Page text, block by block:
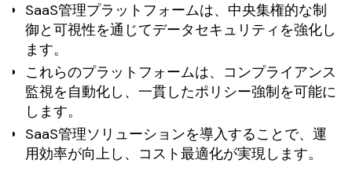
SaaS管理プラットフォームは、中央集権的な制
御と可視性を通じてデータセキュリティを強化し
ます。
これらのプラットフォームは、コンプライアンス
監視を自動化し、一貫したポリシー強制を可能に
します。
SaaS管理ソリューションを導入することで、運
用効率が向上し、コスト最適化が実現します。